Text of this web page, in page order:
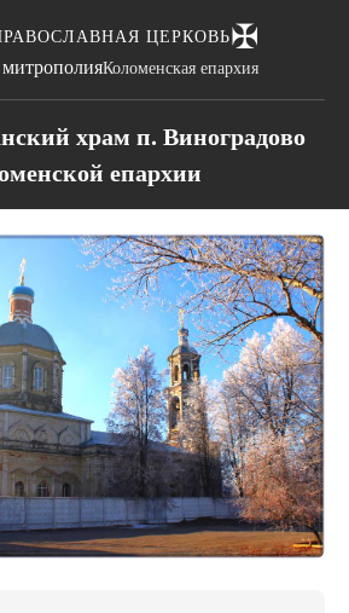
ЦЕРКОВЬ✠
Коломенская епархия
храм п. Виноградово
епархии